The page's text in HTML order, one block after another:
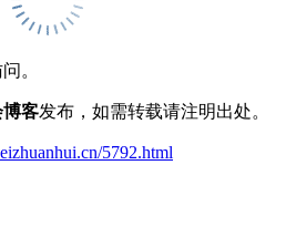
。
客发布，如需转载请注明出处。
5792.html